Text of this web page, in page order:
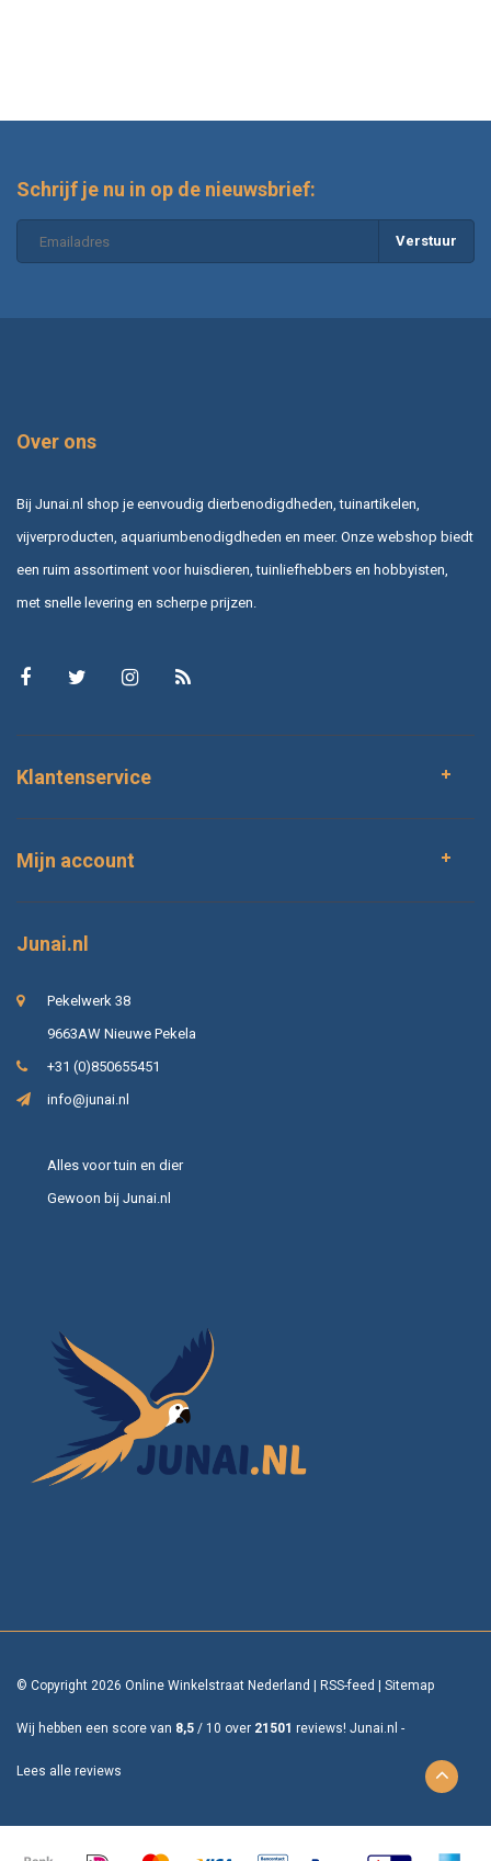
Schrijf je nu in op de nieuwsbrief:
Verstuur
Over ons
Bij Junai.nl shop je eenvoudig dierbenodigdheden, tuinartikelen,
vijverproducten, aquariumbenodigdheden en meer. Onze webshop biedt
een ruim assortiment voor huisdieren, tuinliefhebbers en hobbyisten,
met snelle levering en scherpe prijzen.
Klantenservice
Mijn account
Junai.nl
Pekelwerk 38
9663AW Nieuwe Pekela
+31 (0)850655451
info@junai.nl
Alles voor tuin en dier
Gewoon bij Junai.nl
© Copyright 2026 Online Winkelstraat Nederland RSS-feed Sitemap
Wij hebben een score van 8,5 / 10 over 21501 reviews! Junai.nl -
Lees alle reviews